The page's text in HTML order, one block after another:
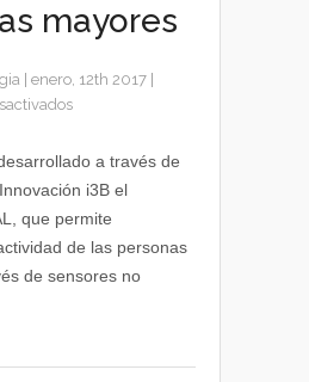
mayores
enero, 12th 2017
en
REAAL
para
monitorizar
personas
a través de
i3B el
que permite
de las personas
de sensores no